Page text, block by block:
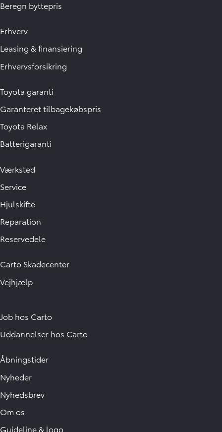
Beregn byttepris
Erhverv
Leasing & finansiering
Erhvervsforsikring
Toyota garanti
Garanteret tilbagekøbspris
Toyota Relax
Batterigaranti
Værksted
Service
Hjulskifte
Reparation
Reservedele
Carto Skadecenter
Vejhjælp
Job hos Carto
Uddannelser hos Carto
Åbningstider
Nyheder
Nyhedsbrev
Om os
Guideline & logo